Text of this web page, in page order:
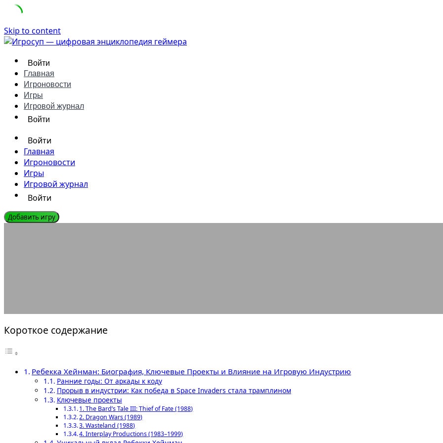
Skip to content
Войти
Главная
Игроновости
Игры
Игровой журнал
Войти
Войти
Главная
Игроновости
Игры
Игровой журнал
Войти
Добавить игру
Короткое содержание
Ребекка Хейнман: Биография, Ключевые Проекты и Влияние на Игровую Индустрию
Ранние годы: От аркады к коду
Прорыв в индустрии: Как победа в Space Invaders стала трамплином
Ключевые проекты
1. The Bard’s Tale III: Thief of Fate (1988)
2. Dragon Wars (1989)
3. Wasteland (1988)
4. Interplay Productions (1983–1999)